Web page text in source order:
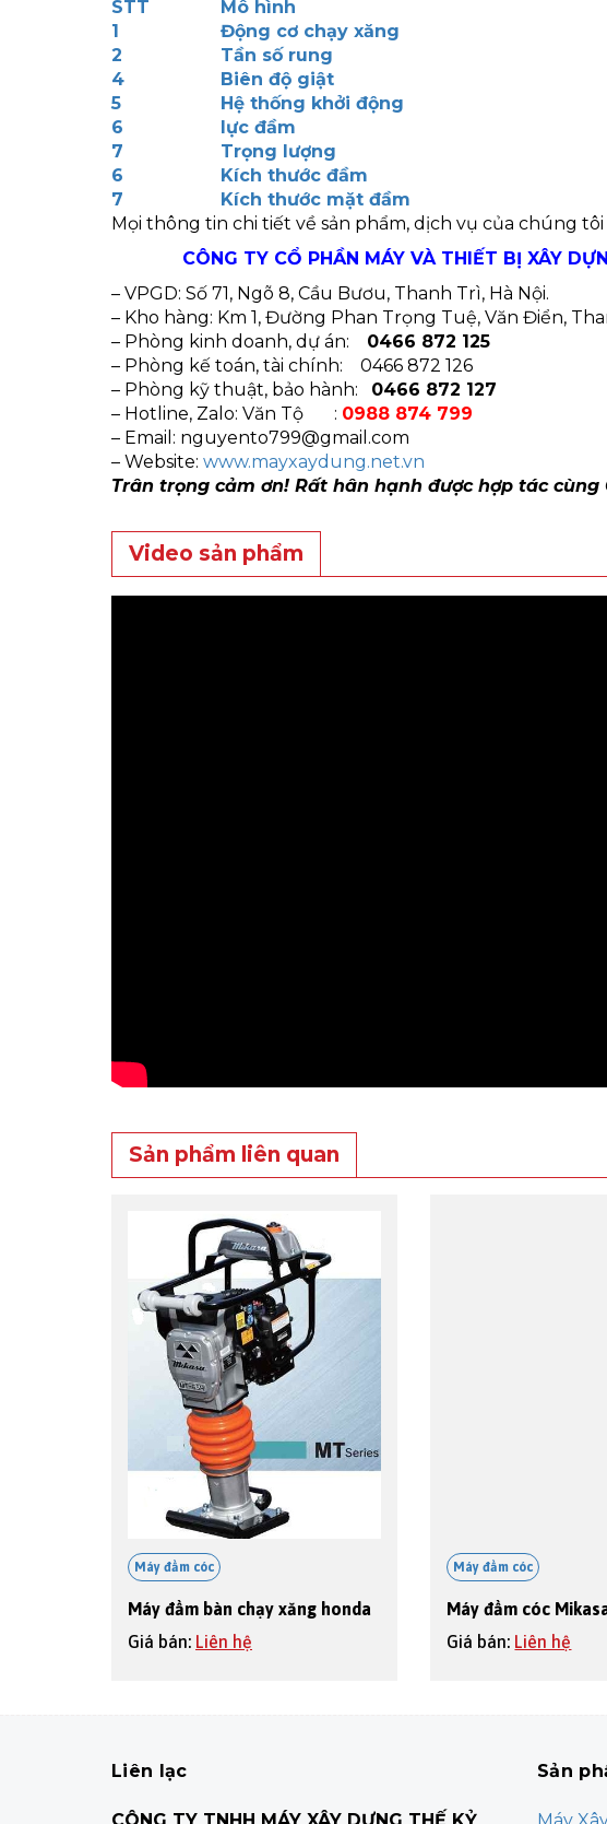
STT Mô hình
1
Động cơ chạy xăng
2
Tần số rung
4
Biên độ giật
5
Hệ thống khởi động
6
lực đầm
7
Trọng lượng
6
Kích thước đầm
7
Kích thước mặt đầm
Mọi thông tin chi tiết về sản phẩm, dịch vụ của chúng
CÔNG TY CỔ PHẦN MÁY VÀ THIẾT BỊ XÂY
– VPGD: Số 71, Ngõ 8, Cầu Bươu, Thanh Trì, Hà Nội.
– Kho hàng: Km 1, Đường Phan Trọng Tuệ, Văn Điển,
– Phòng kinh doanh, dự án: 0466 872 125
– Phòng kế toán, tài chính: 0466 872 126
– Phòng kỹ thuật, bảo hành: 0466 872 127
– Hotline, Zalo: Văn Tộ : 0988 874 799
– Email: nguyento799@gmail.com
– Website: www.mayxaydung.net.vn
Trân trọng cảm ơn! Rất hân hạnh được hợp tác
Video sản phẩm
Sản phẩm liên quan
Máy đầm cóc
Máy đầm bàn chạy xăng honda
Giá bán: Liên hệ
Máy đầm cóc
Máy đầm cóc
Giá bán: Liên hệ
Liên lạc Sản